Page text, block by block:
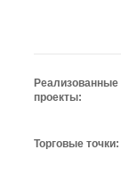
Реализованные
проекты:
Торговые точки: